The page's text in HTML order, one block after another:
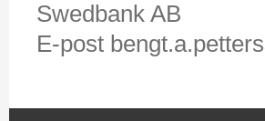
Swedbank AB
E-post